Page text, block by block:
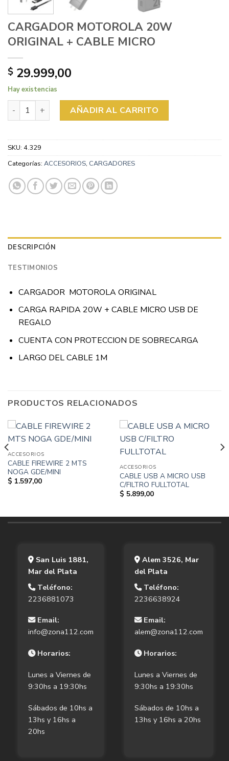
CARGADOR MOTOROLA 20W
ORIGINAL + CABLE MICRO
$ 29.999,00
Hay existencias
CARGADOR MOTOROLA 20W ORIGINAL + CABLE MICRO
AÑADIR AL CARRITO
SKU: 4.329
Categorías: ACCESORIOS, CARGADORES
DESCRIPCIÓN
TESTIMONIOS
CARGADOR MOTOROLA ORIGINAL
CARGA RAPIDA 20W + CABLE MICRO USB DE
REGALO
CUENTA CON PROTECCION DE SOBRECARGA
LARGO DEL CABLE 1M
PRODUCTOS RELACIONADOS
ACCESORIOS
CABLE FIREWIRE 2 MTS
NOGA GDE/MINI
$ 1.597,00
ACCESORIOS
CABLE USB A MICRO USB
C/FILTRO FULLTOTAL
$ 5.899,00
San Luis 1881,
Mar del Plata
Teléfono:
2236881073
Email:
info@zona112.com
Horarios:
Lunes a Viernes de
9:30hs a 19:30hs
Sábados de 10hs a
13hs y 16hs a
20hs
Alem 3526, Mar
del Plata
Teléfono:
2236638924
Email:
alem@zona112.com
Horarios:
Lunes a Viernes de
9:30hs a 19:30hs
Sábados de 10hs a
13hs y 16hs a 20hs